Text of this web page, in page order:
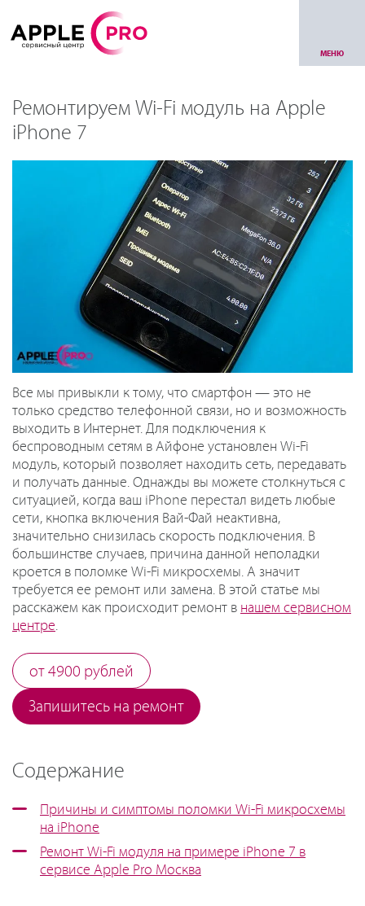
МЕНЮ
Ремонтируем Wi-Fi модуль на Apple
iPhone 7
Все мы привыкли к тому, что смартфон — это не
только средство телефонной связи, но и возможность
выходить в Интернет. Для подключения к
беспроводным сетям в Айфоне установлен Wi-Fi
модуль, который позволяет находить сеть, передавать
и получать данные. Однажды вы можете столкнуться с
ситуацией, когда ваш iPhone перестал видеть любые
сети, кнопка включения Вай-Фай неактивна,
значительно снизилась скорость подключения. В
большинстве случаев, причина данной неполадки
кроется в поломке Wi-Fi микросхемы. А значит
требуется ее ремонт или замена. В этой статье мы
расскажем как происходит ремонт в нашем сервисном
центре.
от 4900 рублей
Запишитесь на ремонт
Содержание
Причины и симптомы поломки Wi-Fi микросхемы
на iPhone
Ремонт Wi-Fi модуля на примере iPhone 7 в
сервисе Apple Pro Москва